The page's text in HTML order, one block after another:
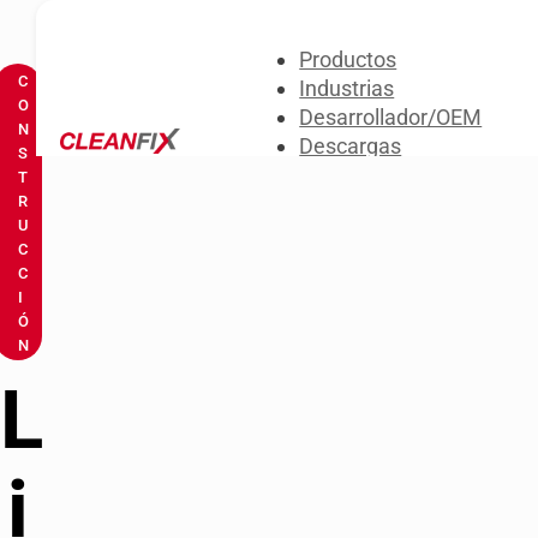
Productos
Industrias
Desarrollador/OEM
Descargas
L
i
C
O
N
S
T
R
U
C
C
I
Ó
N